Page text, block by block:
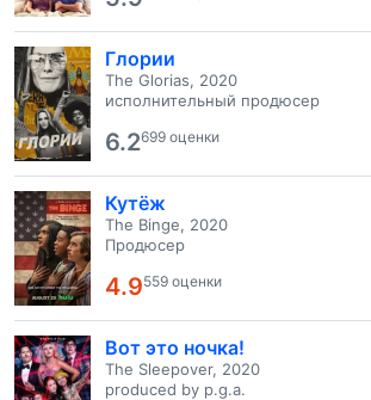
Глории
The Glorias, 2020
исполнительный продюсер
6.2699 оценки
Кутёж
The Binge, 2020
Продюсер
4.9559 оценки
Вот это ночка!
The Sleepover, 2020
produced by p.g.a.